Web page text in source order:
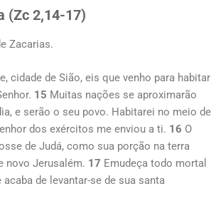
(Zc 2,14-17)
Zacarias.
cidade de Sião, eis que venho para habitar
15 Muitas nações se aproximarão
e serão o seu povo. Habitarei no meio de
dos exércitos me enviou a ti. 16 O
de Judá, como sua porção na terra
novo Jerusalém. 17 Emudeça todo mortal
acaba de levantar-se de sua santa